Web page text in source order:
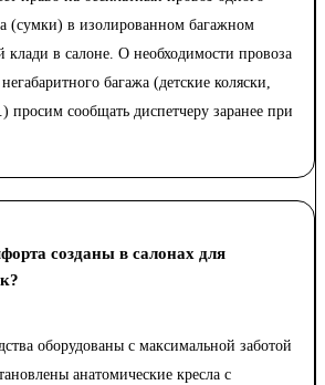
(сумки) в изолированном багажном
клади в салоне. О необходимости провоза
багажа (детские коляски,
просим сообщать диспетчеру заранее при
созданы в салонах для
оборудованы с максимальной заботой
анатомические кресла с